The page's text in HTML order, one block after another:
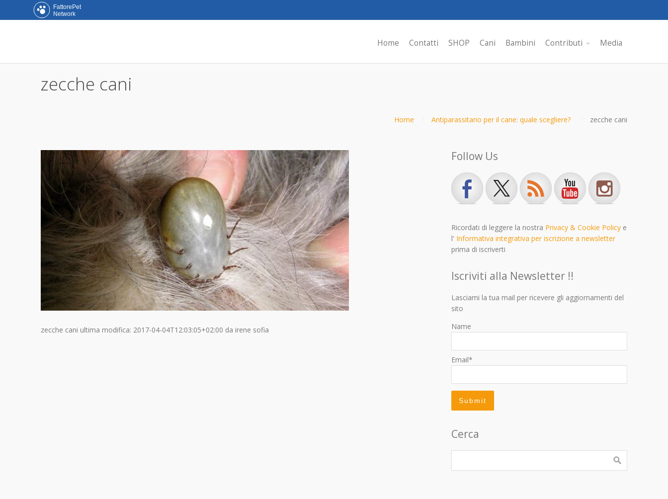
Home Contatti SHOP Cani Bambini Contributi Media
zecche cani
Home Antiparassitario per il cane: quale scegliere? zecche cani
zecche cani ultima modifica: 2017-04-04T12:03:05+02:00 da irene sofia
Follow Us
Ricordati di leggere la nostra Privacy & Cookie Policye
l' Informativa integrativa per iscrizione a newsletter
prima di iscriverti
Iscriviti alla Newsletter !!
Lasciami la tua mail per ricevere gli aggiornamenti del
sito
Name
Email*
Cerca
FattorePet
Network